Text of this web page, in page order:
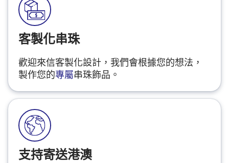
客製化串珠
歡迎來信客製化設計，我們會根據您的想法，
製作您的專屬串珠飾品。
支持寄送港澳